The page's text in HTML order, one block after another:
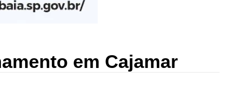
em Cajamar